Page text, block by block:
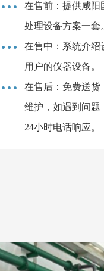
在售前：提供咸阳
处理设备方案一套
在售中：系统介绍
用户的仪器设备。
在售后：免费送货
维护，如遇到问题
24小时电话响应。